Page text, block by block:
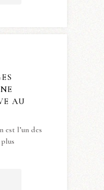
AU
est l’un des